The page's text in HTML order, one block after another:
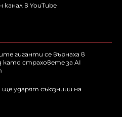
канал в YouTube
гиганти се върнаха в
като страховете за AI
ударят съюзници на